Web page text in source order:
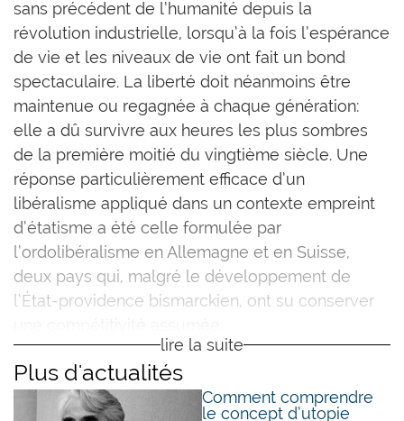
sans précédent de l’humanité depuis la
révolution industrielle, lorsqu’à la fois l’espérance
de vie et les niveaux de vie ont fait un bond
spectaculaire. La liberté doit néanmoins être
maintenue ou regagnée à chaque génération:
elle a dû survivre aux heures les plus sombres
de la première moitié du vingtième siècle. Une
réponse particulièrement efficace d’un
libéralisme appliqué dans un contexte empreint
d’étatisme a été celle formulée par
l’ordolibéralisme en Allemagne et en Suisse,
deux pays qui, malgré le développement de
l’État-providence bismarckien, ont su conserver
Quelles ont été les sources d’attractivité de ce
libéralisme, et quelle est la valeur de ses
spécificités face aux défis actuels? Le professeur
lire la suite
Plus d'actualités
Comment comprendre
le concept d’utopie